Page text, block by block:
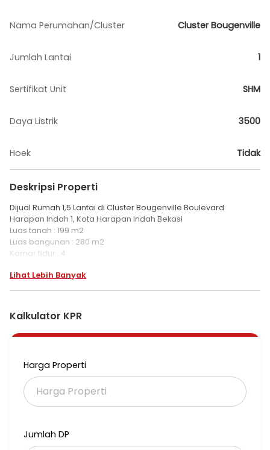
Nama Perumahan/Cluster Cluster Bougenville
Jumlah Lantai 1
Sertifikat Unit SHM
Daya Listrik 3500
Hoek Tidak
Deskripsi Properti
Dijual Rumah 1,5 Lantai di Cluster Bougenville Boulevard
Harapan Indah 1, Kota Harapan Indah Bekasi
Luas tanah : 199 m2
Luas bangunan : 280 m2
Kamar tidur : 4
Listrik : 3500 watt
SHM
Kitchenset
Rapi dan nyaman
Dekat dengan ruko dan tempat makan.
Jalan lebar 2 jalur
Lokasi sejuk, nyaman banyak pohon
Hubungi :
Lihat Lebih Banyak
Kalkulator KPR
Harga Properti
Jumlah DP